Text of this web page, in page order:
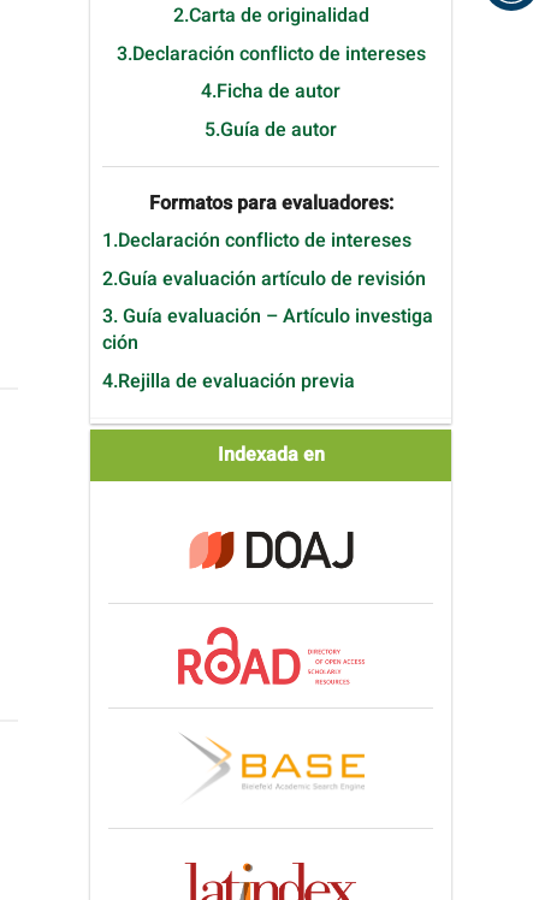
2.Carta de originalidad
3.Declaración conflicto de intereses
4.Ficha de autor
5.Guía de autor
Formatos para evaluadores:
1.Declaración conflicto de intereses
2.Guía evaluación artículo de revisión
3. Guía evaluación – Artículo investiga
ción
4.Rejilla de evaluación previa
Indexada en